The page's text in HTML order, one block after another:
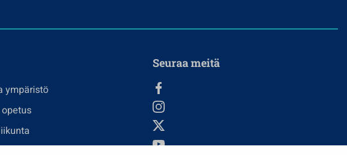
ympäristö
Seuraa meitä